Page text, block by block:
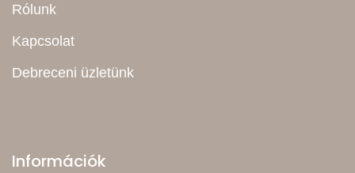
Rólunk
Kapcsolat
Debreceni üzletünk
Információk